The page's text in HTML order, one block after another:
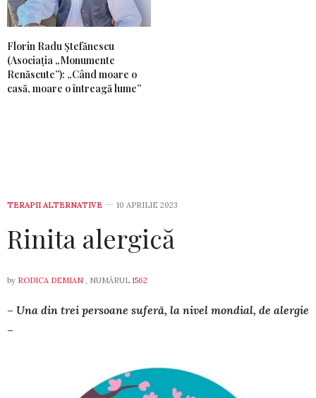
Florin Radu Ștefănescu
(Asociația „Monumente
Renăscute”): „Când moare o
casă, moare o întreagă lume”
TERAPII ALTERNATIVE 10 APRILIE 2023
Rinita alergică
by RODICA DEMIAN , NUMĂRUL 1562
– Una din trei persoane suferă, la nivel mondial, de alergie
–